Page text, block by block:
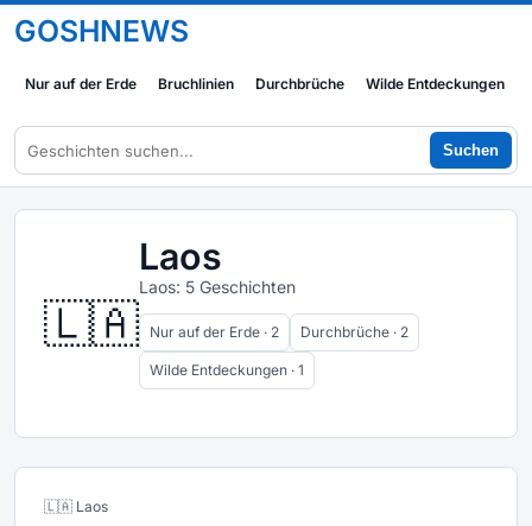
GOSHNEWS
Nur auf der Erde Bruchlinien Durchbrüche Wilde Entdeckungen
Suchen
🇱🇦
Laos
Laos: 5 Geschichten
Nur auf der Erde · 2 Durchbrüche · 2
Wilde Entdeckungen · 1
🇱🇦 Laos